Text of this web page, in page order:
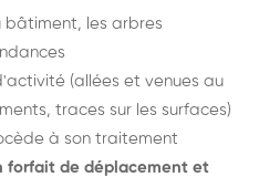
bâtiment, les arbres
(allées et venues au
traces sur les surfaces)
à son traitement
forfait de déplacement et